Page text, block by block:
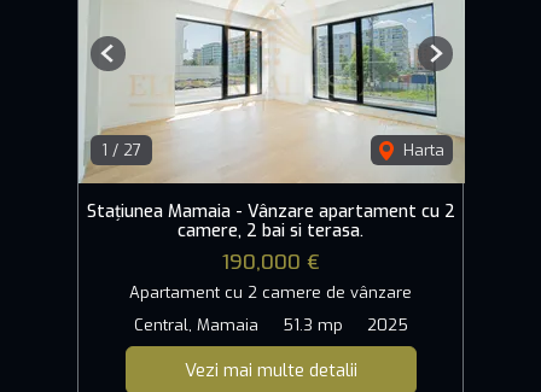
1 / 27 Harta
Previous Next
Stațiunea Mamaia - Vânzare apartament cu 2
camere, 2 bai si terasa.
190,000 €
Apartament cu 2 camere de vânzare
Central, Mamaia
51.3 mp 2025
Vezi mai multe detalii